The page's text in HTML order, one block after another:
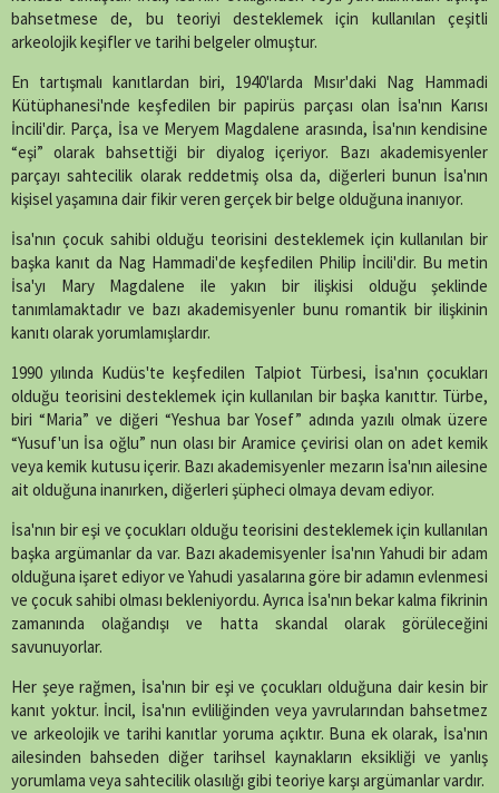
bahsetmese de, bu teoriyi desteklemek için kullanılan çeşitli
arkeolojik keşifler ve tarihi belgeler olmuştur.
En tartışmalı kanıtlardan biri, 1940'larda Mısır'daki Nag Hammadi
Kütüphanesi'nde keşfedilen bir papirüs parçası olan İsa'nın Karısı
İncili'dir. Parça, İsa ve Meryem Magdalene arasında, İsa'nın kendisine
“eşi” olarak bahsettiği bir diyalog içeriyor. Bazı akademisyenler
parçayı sahtecilik olarak reddetmiş olsa da, diğerleri bunun İsa'nın
kişisel yaşamına dair fikir veren gerçek bir belge olduğuna inanıyor.
İsa'nın çocuk sahibi olduğu teorisini desteklemek için kullanılan bir
başka kanıt da Nag Hammadi'de keşfedilen Philip İncili'dir. Bu metin
İsa'yı Mary Magdalene ile yakın bir ilişkisi olduğu şeklinde
tanımlamaktadır ve bazı akademisyenler bunu romantik bir ilişkinin
kanıtı olarak yorumlamışlardır.
1990 yılında Kudüs'te keşfedilen Talpiot Türbesi, İsa'nın çocukları
olduğu teorisini desteklemek için kullanılan bir başka kanıttır. Türbe,
biri “Maria” ve diğeri “Yeshua bar Yosef” adında yazılı olmak üzere
“Yusuf'un İsa oğlu” nun olası bir Aramice çevirisi olan on adet kemik
veya kemik kutusu içerir. Bazı akademisyenler mezarın İsa'nın ailesine
ait olduğuna inanırken, diğerleri şüpheci olmaya devam ediyor.
İsa'nın bir eşi ve çocukları olduğu teorisini desteklemek için kullanılan
başka argümanlar da var. Bazı akademisyenler İsa'nın Yahudi bir adam
olduğuna işaret ediyor ve Yahudi yasalarına göre bir adamın evlenmesi
ve çocuk sahibi olması bekleniyordu. Ayrıca İsa'nın bekar kalma fikrinin
zamanında olağandışı ve hatta skandal olarak görüleceğini
savunuyorlar.
Her şeye rağmen, İsa'nın bir eşi ve çocukları olduğuna dair kesin bir
kanıt yoktur. İncil, İsa'nın evliliğinden veya yavrularından bahsetmez
ve arkeolojik ve tarihi kanıtlar yoruma açıktır. Buna ek olarak, İsa'nın
ailesinden bahseden diğer tarihsel kaynakların eksikliği ve yanlış
yorumlama veya sahtecilik olasılığı gibi teoriye karşı argümanlar vardır.